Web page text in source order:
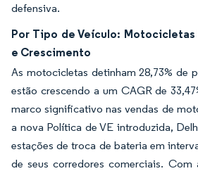
defensiva.
Por Tipo de Veículo: Motocicletas
e Crescimento
As motocicletas detinham 28,73% de
estão crescendo a um CAGR de
marco significativo nas vendas de
a nova Política de VE introduzida,
estações de troca de bateria em
de seus corredores comerciais. Com